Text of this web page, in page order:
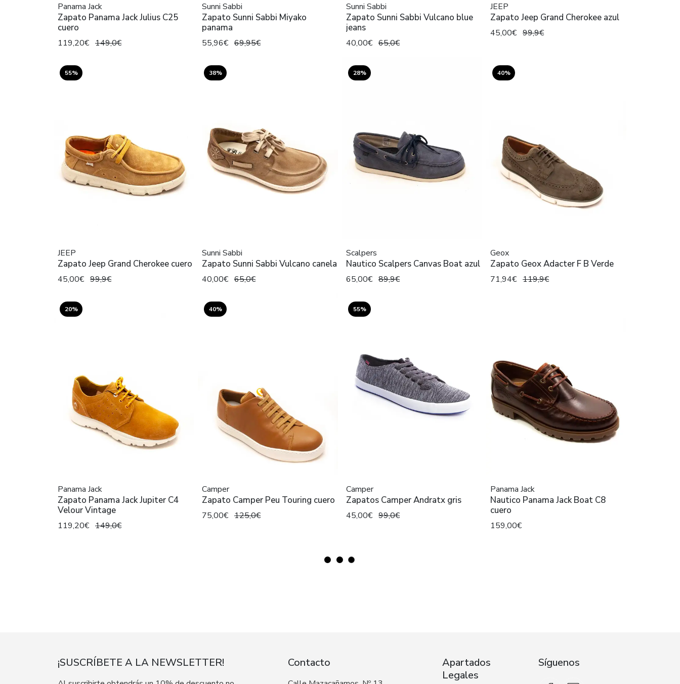
Panama Jack
Zapato Panama Jack Julius C25
cuero
119,20€ 149,0€
Sunni Sabbi
Zapato Sunni Sabbi Miyako
panama
55,96€ 69,95€
Sunni Sabbi
Zapato Sunni Sabbi Vulcano blue
jeans
40,00€ 65,0€
JEEP
Zapato Jeep Grand Cherokee azul
45,00€ 99,9€
55%
JEEP
Zapato Jeep Grand Cherokee cuero
45,00€ 99,9€
38%
Sunni Sabbi
Zapato Sunni Sabbi Vulcano canela
40,00€ 65,0€
28%
Scalpers
Nautico Scalpers Canvas Boat azul
65,00€ 89,9€
40%
Geox
Zapato Geox Adacter F B Verde
71,94€ 119,9€
20%
Panama Jack
Zapato Panama Jack Jupiter C4
Velour Vintage
119,20€ 149,0€
40%
Camper
Zapato Camper Peu Touring cuero
75,00€ 125,0€
55%
Camper
Zapatos Camper Andratx gris
45,00€ 99,0€
Panama Jack
Nautico Panama Jack Boat C8
cuero
159,00€
¡SUSCRÍBETE A LA NEWSLETTER! Contacto
Apartados
Legales
Síguenos